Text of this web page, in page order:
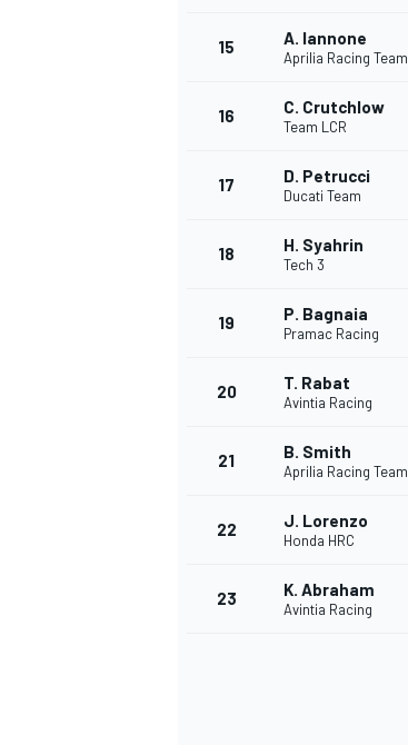
15 A. Iannone
Aprilia Racing Team
16 C. Crutchlow
Team LCR
17 D. Petrucci
Ducati Team
18 H. Syahrin
Tech 3
19 P. Bagnaia
Pramac Racing
20 T. Rabat
Avintia Racing
21 B. Smith
Aprilia Racing Team
22 J. Lorenzo
Honda HRC
23 K. Abraham
Avintia Racing